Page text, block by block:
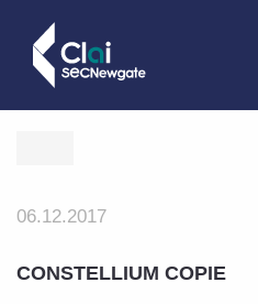
06.12.2017
CONSTELLIUM COPIE